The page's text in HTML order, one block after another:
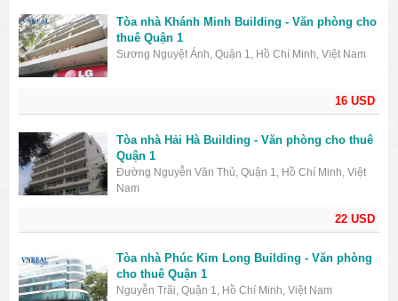
16 USD
Tòa nhà Khánh Minh Building - Văn phòng cho
thuê Quận 1
Sương Nguyệt Ánh, Quận 1, Hồ Chí Minh, Việt Nam
22 USD
Tòa nhà Hải Hà Building - Văn phòng cho thuê
Quận 1
Đường Nguyễn Văn Thủ, Quận 1, Hồ Chí Minh, Việt
Nam
Tòa nhà Phúc Kim Long Building - Văn phòng
cho thuê Quận 1
Nguyễn Trãi, Quận 1, Hồ Chí Minh, Việt Nam